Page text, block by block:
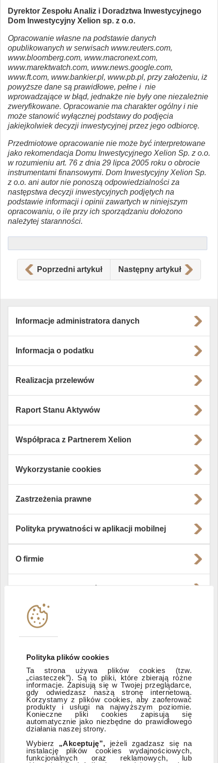
Polityka plików cookies
Ta strona używa plików cookies (tzw.
„ciasteczek”). Są to pliki, które zbierają różne
informacje. Zapisują się w Twojej przeglądarce,
gdy odwiedzasz naszą stronę internetową.
Korzystamy z plików cookies, aby zaoferować
produkty i usługi na najwyższym poziomie.
Konieczne pliki cookies zapisują się
automatycznie jako niezbędne do prawidłowego
działania naszej strony.
Wybierz „Akceptuję”, jeżeli zgadzasz się na
instalację plików cookies wydajnościowych,
funkcjonalnych oraz reklamowych, lub
Dyrektor Zespołu Analiz i Doradztwa Inwestycyjnego
Dom Inwestycyjny Xelion sp. z o.o.
Opracowanie własne na podstawie danych
opublikowanych w serwisach www.reuters.com,
www.bloomberg.com, www.macronext.com,
www.marektwatch.com, www.news.google.com,
www.ft.com, www.bankier.pl, www.pb.pl, przy założeniu, iż
powyższe dane są prawidłowe, pełne i nie
wprowadzające w błąd, jednakże nie były one niezależnie
zweryfikowane. Opracowanie ma charakter ogólny i nie
może stanowić wyłącznej podstawy do podjęcia
jakiejkolwiek decyzji inwestycyjnej przez jego odbiorcę.
Przedmiotowe opracowanie nie może być interpretowane
jako rekomendacja Domu Inwestycyjnego Xelion Sp. z o.o.
w rozumieniu art. 76 z dnia 29 lipca 2005 roku o obrocie
instrumentami finansowymi. Dom Inwestycyjny Xelion Sp.
z o.o. ani autor nie ponoszą odpowiedzialności za
następstwa decyzji inwestycyjnych podjętych na
podstawie informacji i opinii zawartych w niniejszym
opracowaniu, o ile przy ich sporządzaniu dołożono
należytej staranności.
Poprzedni artykuł Następny artykuł
Informacje administratora danych
Informacja o podatku
Realizacja przelewów
Raport Stanu Aktywów
Współpraca z Partnerem Xelion
Wykorzystanie cookies
Zastrzeżenia prawne
Polityka prywatności w aplikacji mobilnej
O firmie
Instytucje współpracujące
Zastrzeżenia prawne
ESG